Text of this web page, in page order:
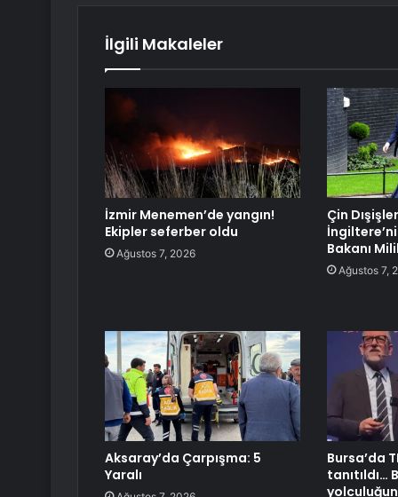
İlgili Makaleler
İzmir Menemen’de yangın!
Ekipler seferber oldu
Ağustos 7, 2026
Çin
Bakanı
Ağustos 7,
Aksaray’da Çarpışma: 5
Yaralı
Bursa’da
tanıtıldı…